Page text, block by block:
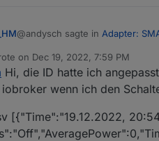
@andysch sagte in Adapter:
Wenn ja hat das schonmal
Das Problem ist meist die
on Dec 19, 2022, 7:59 PM
edited by
Hi, die ID hatte ich
wenn ich den
[{"Time":"19.12.2022,